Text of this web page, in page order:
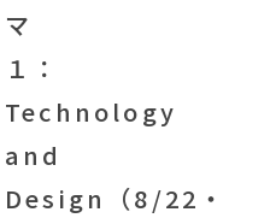
マ
１：
Technology
and
Design（8/22・